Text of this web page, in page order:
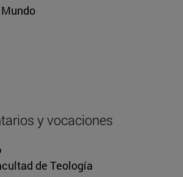
y vocaciones
de Teología